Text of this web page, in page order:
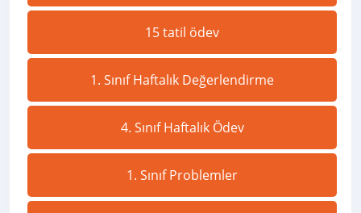
15 tatil ödev
1. Sınıf Haftalık Değerlendirme
4. Sınıf Haftalık Ödev
1. Sınıf Problemler